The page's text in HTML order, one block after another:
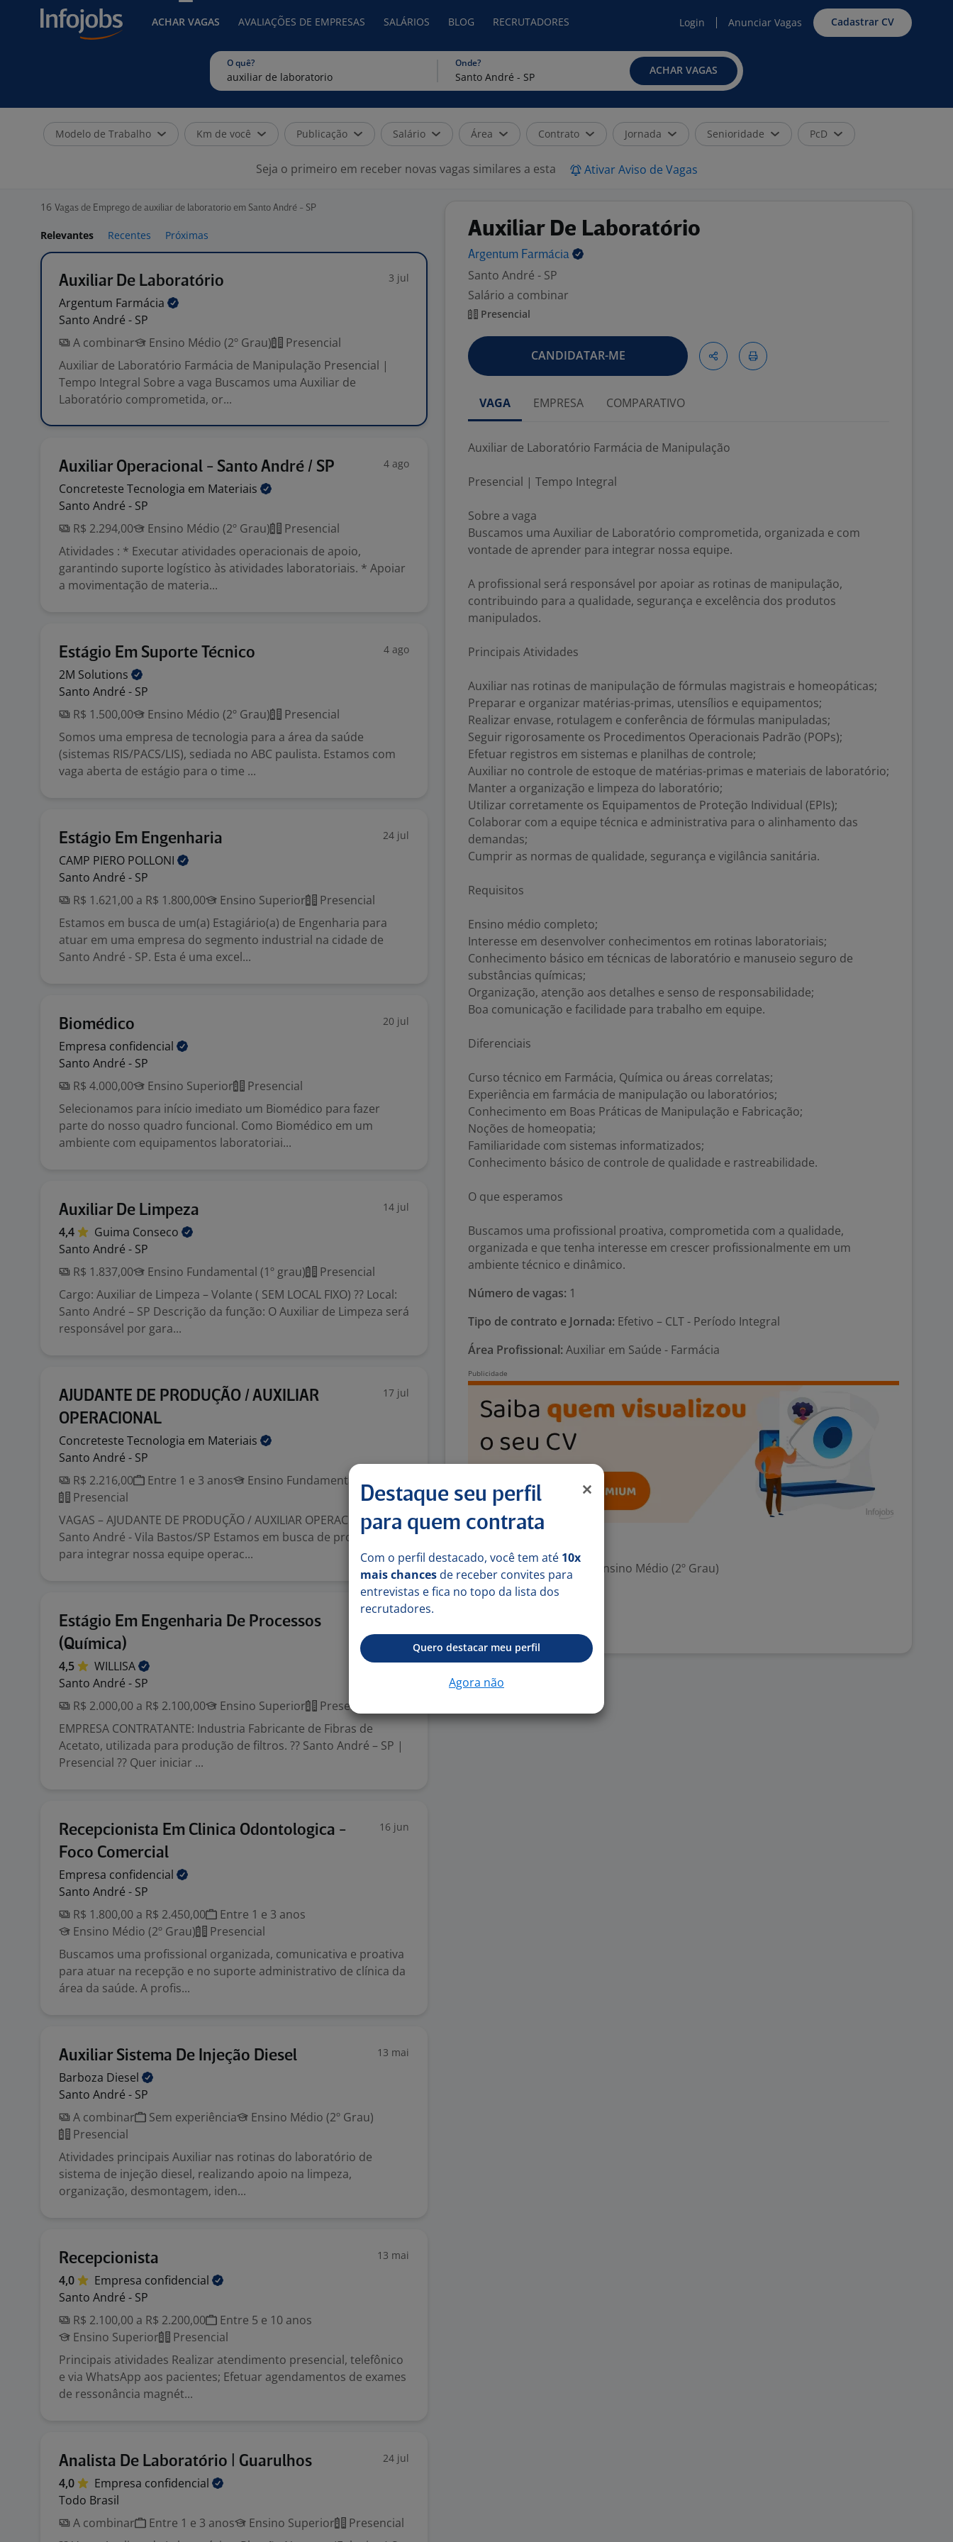
ACHAR VAGAS AVALIAÇÕES DE EMPRESAS SALÁRIOS BLOG RECRUTADORES Login Anunciar Vagas Cadastrar CV
O quê? Onde?
ACHAR VAGAS
Modelo de Trabalho Km de você Publicação Salário Área Contrato Jornada Senioridade PcD
Seja o primeiro em receber novas vagas similares a esta Ativar Aviso de Vagas
16 Vagas de Emprego de auxiliar de laboratorio em Santo André - SP
Relevantes Recentes Próximas
Auxiliar De Laboratório 3 jul
Argentum Farmácia
Santo André - SP
A combinar
Ensino Médio (2º Grau)
Presencial
Auxiliar de Laboratório Farmácia de Manipulação Presencial |
Tempo Integral Sobre a vaga Buscamos uma Auxiliar de
Laboratório comprometida, or...
Auxiliar Operacional - Santo André / SP 4 ago
Concreteste Tecnologia em Materiais
Santo André - SP
R$ 2.294,00
Ensino Médio (2º Grau)
Presencial
Atividades : * Executar atividades operacionais de apoio,
garantindo suporte logístico às atividades laboratoriais. * Apoiar
a movimentação de materia...
Estágio Em Suporte Técnico 4 ago
2M Solutions
Santo André - SP
R$ 1.500,00
Ensino Médio (2º Grau)
Presencial
Somos uma empresa de tecnologia para a área da saúde
(sistemas RIS/PACS/LIS), sediada no ABC paulista. Estamos com
vaga aberta de estágio para o time ...
Estágio Em Engenharia 24 jul
CAMP PIERO POLLONI
Santo André - SP
R$ 1.621,00 a R$ 1.800,00
Ensino Superior
Presencial
Estamos em busca de um(a) Estagiário(a) de Engenharia para
atuar em uma empresa do segmento industrial na cidade de
Santo André - SP. Esta é uma excel...
Biomédico 20 jul
Empresa confidencial
Santo André - SP
R$ 4.000,00
Ensino Superior
Presencial
Selecionamos para início imediato um Biomédico para fazer
parte do nosso quadro funcional. Como Biomédico em um
ambiente com equipamentos laboratoriai...
Auxiliar De Limpeza 14 jul
4,4 Guima Conseco
Santo André - SP
R$ 1.837,00
Ensino Fundamental (1º grau)
Presencial
Cargo: Auxiliar de Limpeza – Volante ( SEM LOCAL FIXO) ?? Local:
Santo André – SP Descrição da função: O Auxiliar de Limpeza será
responsável por gara...
AJUDANTE DE PRODUÇÃO / AUXILIAR
OPERACIONAL
17 jul
Concreteste Tecnologia em Materiais
Santo André - SP
R$ 2.216,00
Entre 1 e 3 anos
Ensino Fundamental (1º grau)
Presencial
VAGAS – AJUDANTE DE PRODUÇÃO / AUXILIAR OPERACIONAL
Santo André - Vila Bastos/SP Estamos em busca de profissionais
para integrar nossa equipe operac...
Estágio Em Engenharia De Processos
(Química)
4,5
WILLISA
Santo André - SP
R$ 2.000,00 a R$ 2.100,00
Ensino Superior
Presencial
EMPRESA CONTRATANTE: Industria Fabricante de Fibras de
Acetato, utilizada para produção de filtros. ?? Santo André – SP |
Presencial ?? Quer iniciar ...
Recepcionista Em Clinica Odontologica -
Foco Comercial
16 jun
Empresa confidencial
Santo André - SP
R$ 1.800,00 a R$ 2.450,00
Entre 1 e 3 anos
Ensino Médio (2º Grau)
Presencial
Buscamos uma profissional organizada, comunicativa e proativa
para atuar na recepção e no suporte administrativo de clínica da
área da saúde. A profis...
Auxiliar Sistema De Injeção Diesel 13 mai
Barboza Diesel
Santo André - SP
A combinar
Sem experiência
Ensino Médio (2º Grau)
Presencial
Atividades principais Auxiliar nas rotinas do laboratório de
sistema de injeção diesel, realizando apoio na limpeza,
organização, desmontagem, iden...
Recepcionista 13 mai
4,0 Empresa confidencial
Santo André - SP
R$ 2.100,00 a R$ 2.200,00
Entre 5 e 10 anos
Ensino Superior
Presencial
Principais atividades Realizar atendimento presencial, telefônico
e via WhatsApp aos pacientes; Efetuar agendamentos de exames
de ressonância magnét...
Analista De Laboratório | Guarulhos 24 jul
4,0 Empresa confidencial
Todo Brasil
A combinar
Entre 1 e 3 anos Ensino Superior
Presencial
Auxiliar De Laboratório
Argentum Farmácia
Santo André - SP
Salário a combinar
Presencial
CANDIDATAR-ME
VAGA EMPRESA COMPARATIVO
Auxiliar de Laboratório Farmácia de Manipulação
Presencial | Tempo Integral
Sobre a vaga
Buscamos uma Auxiliar de Laboratório comprometida, organizada e com
vontade de aprender para integrar nossa equipe.
A profissional será responsável por apoiar as rotinas de manipulação,
contribuindo para a qualidade, segurança e excelência dos produtos
manipulados.
Principais Atividades
Auxiliar nas rotinas de manipulação de fórmulas magistrais e homeopáticas;
Preparar e organizar matérias-primas, utensílios e equipamentos;
Realizar envase, rotulagem e conferência de fórmulas manipuladas;
Seguir rigorosamente os Procedimentos Operacionais Padrão (POPs);
Efetuar registros em sistemas e planilhas de controle;
Auxiliar no controle de estoque de matérias-primas e materiais de laboratório;
Manter a organização e limpeza do laboratório;
Utilizar corretamente os Equipamentos de Proteção Individual (EPIs);
Colaborar com a equipe técnica e administrativa para o alinhamento das
demandas;
Cumprir as normas de qualidade, segurança e vigilância sanitária.
Requisitos
Ensino médio completo;
Interesse em desenvolver conhecimentos em rotinas laboratoriais;
Conhecimento básico em técnicas de laboratório e manuseio seguro de
substâncias químicas;
Organização, atenção aos detalhes e senso de responsabilidade;
Boa comunicação e facilidade para trabalho em equipe.
Diferenciais
Curso técnico em Farmácia, Química ou áreas correlatas;
Experiência em farmácia de manipulação ou laboratórios;
Conhecimento em Boas Práticas de Manipulação e Fabricação;
Noções de homeopatia;
Familiaridade com sistemas informatizados;
Conhecimento básico de controle de qualidade e rastreabilidade.
O que esperamos
Buscamos uma profissional proativa, comprometida com a qualidade,
organizada e que tenha interesse em crescer profissionalmente em um
ambiente técnico e dinâmico.
Número de vagas: 1
Tipo de contrato e Jornada: Efetivo – CLT - Período Integral
Área Profissional: Auxiliar em Saúde - Farmácia
Escolaridade Mínima: Ensino Médio (2º Grau)
Destaque seu perfil
para quem contrata
Com o perfil destacado, você tem até 10x
mais chances de receber convites para
entrevistas e fica no topo da lista dos
recrutadores.
Quero destacar meu perfil
Agora não